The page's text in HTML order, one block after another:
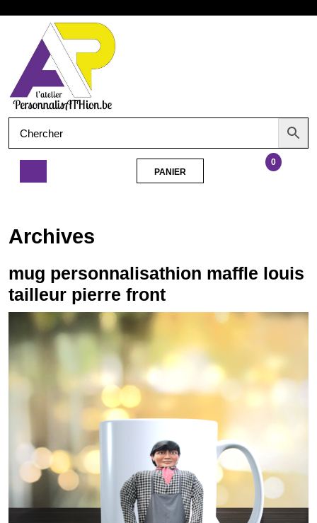
Ouvrir
le
menu
louis
pierre
front
0
PANIER
Archives
mug personnalisathion maffle louis
tailleur pierre front